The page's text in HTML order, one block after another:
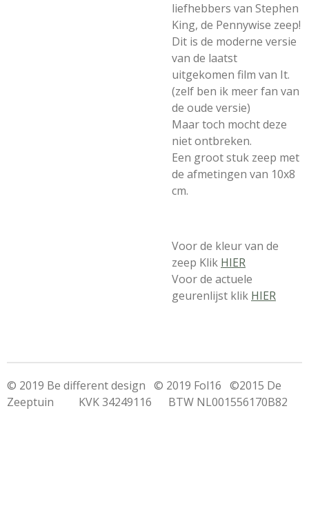
liefhebbers van Stephen
King, de Pennywise zeep!
Dit is de moderne versie
van de laatst
uitgekomen film van It.
(zelf ben ik meer fan van
de oude versie)
Maar toch mocht deze
niet ontbreken.
Een groot stuk zeep met
de afmetingen van 10x8
cm.
Voor de kleur van de
zeep Klik HIER
Voor de actuele
geurenlijst klik HIER
© 2019 Be different design © 2019 Fol16 ©2015 De
Zeeptuin KVK 34249116 BTW NL001556170B82